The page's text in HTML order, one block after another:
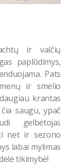
ir valčių
paplūdimys,
Pats
ir smėlio
krantas
saugu, ypač
gelbėtojai.
net ir sezono
labai mylimas
tikimybė!